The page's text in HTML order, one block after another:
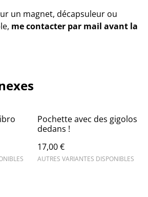
un magnet, décapsuleur ou
me contacter par mail avant la
Pochette avec des gigolos
dedans !
17,00 €
AUTRES VARIANTES DISPONIBLES